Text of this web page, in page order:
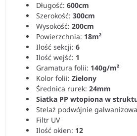
Długość: 600cm
Szerokość: 300cm
Wysokość: 200cm
Powierzchnia: 18m²
Ilość sekcji: 6
Ilość wejść: 1
Gramatura folii: 140g/m²
Kolor folii: Zielony
Średnica rurek: 24mm
Siatka PP wtopiona w
Stelaż podwójnie
Filtr UV
Ilość okien: 12